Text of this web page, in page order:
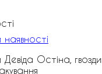
Остіна,